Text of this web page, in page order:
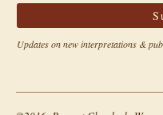
Updates on new interpretations &